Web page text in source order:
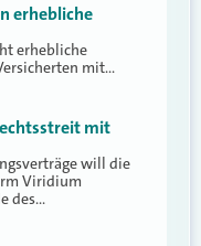
erhebliche
erhebliche
mit…
mit
will die
Viridium
des…